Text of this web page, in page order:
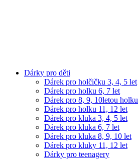
Dárky pro děti
Dárek pro holčičku 3, 4, 5 let
Dárek pro holku 6, 7 let
Dárek pro 8, 9, 10letou holku
Dárek pro holku 11, 12 let
Dárek pro kluka 3, 4, 5 let
Dárek pro kluka 6, 7 let
Dárek pro kluka 8, 9, 10 let
Dárek pro kluky 11, 12 let
Dárky pro teenagery